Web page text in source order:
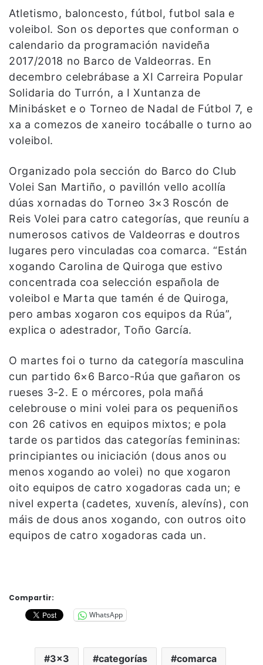
Atletismo, baloncesto, fútbol, futbol sala e
voleibol. Son os deportes que conforman o
calendario da programación navideña
2017/2018 no Barco de Valdeorras. En
decembro celebrábase a XI Carreira Popular
Solidaria do Turrón, a I Xuntanza de
Minibásket e o Torneo de Nadal de Fútbol 7, e
xa a comezos de xaneiro tocáballe o turno ao
voleibol.
Organizado pola sección do Barco do Club
Volei San Martiño, o pavillón vello acollía
dúas xornadas do Torneo 3×3 Roscón de
Reis Volei para catro categorías, que reuníu a
numerosos cativos de Valdeorras e doutros
lugares pero vinculadas coa comarca. “Están
xogando Carolina de Quiroga que estivo
concentrada coa selección española de
voleibol e Marta que tamén é de Quiroga,
pero ambas xogaron cos equipos da Rúa”,
explica o adestrador, Toño García.
O martes foi o turno da categoría masculina
cun partido 6×6 Barco-Rúa que gañaron os
rueses 3-2. E o mércores, pola mañá
celebrouse o mini volei para os pequeniños
con 26 cativos en equipos mixtos; e pola
tarde os partidos das categorías femininas:
principiantes ou iniciación (dous anos ou
menos xogando ao volei) no que xogaron
oito equipos de catro xogadoras cada un; e
nivel experta (cadetes, xuvenís, alevíns), con
máis de dous anos xogando, con outros oito
equipos de catro xogadoras cada un.
Compartir:
WhatsApp
3x3 categorías comarca